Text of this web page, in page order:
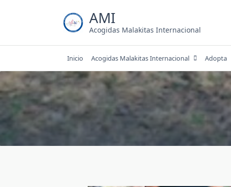
AMI
Acogidas Malakitas Internacional
Inicio Acogidas Malakitas Internacional Adopta